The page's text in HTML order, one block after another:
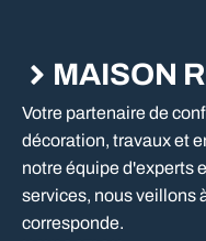
MAISON
Votre partenaire de
décoration, travaux et
notre équipe d'experts
services, nous veillons
corresponde.